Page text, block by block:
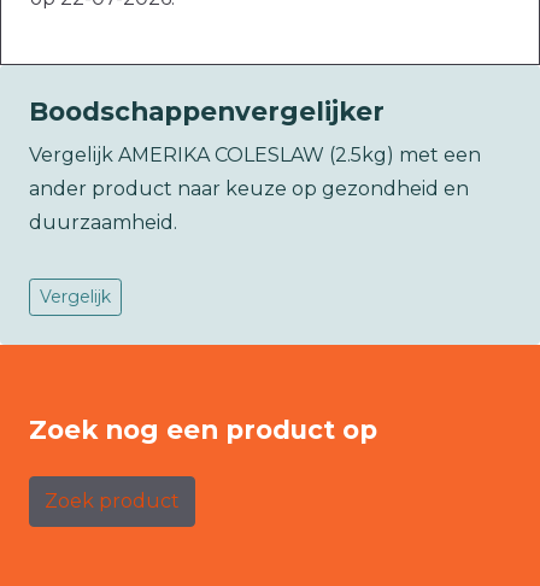
Boodschappenvergelijker
Vergelijk AMERIKA COLESLAW (2.5kg) met een
ander product naar keuze op gezondheid en
duurzaamheid.
Vergelijk
Zoek nog een product op
Zoek product